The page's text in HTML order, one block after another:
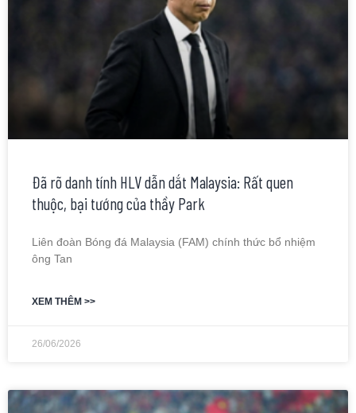
Đã rõ danh tính HLV dẫn dắt Malaysia: Rất quen
thuộc, bại tướng của thầy Park
Liên đoàn Bóng đá Malaysia (FAM) chính thức bổ nhiệm
ông Tan
XEM THÊM >>
26/06/2026